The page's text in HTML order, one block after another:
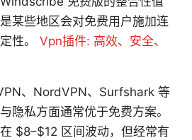
某些地区会对免费用户施加连
性。 Vpn插件: 高效、安全、
、NordVPN、Surfshark 等
隐私方面通常优于免费方案。
$8–$12 区间波动，但经常有